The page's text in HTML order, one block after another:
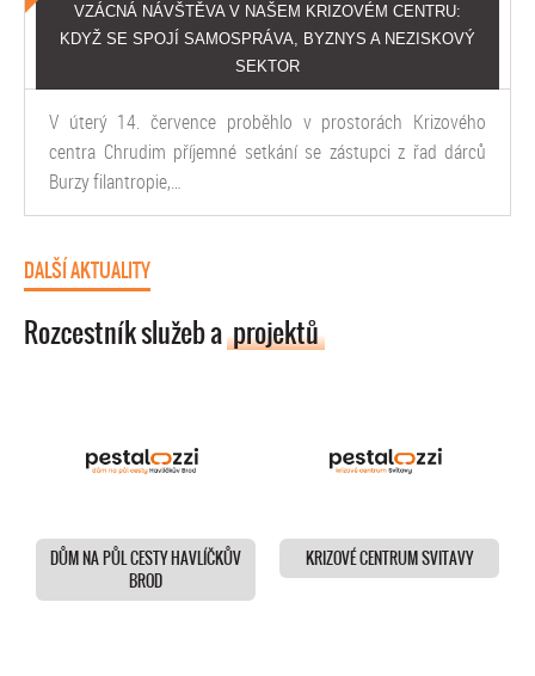
VZÁCNÁ NÁVŠTĚVA V NAŠEM KRIZOVÉM CENTRU:
KDYŽ SE SPOJÍ SAMOSPRÁVA, BYZNYS A NEZISKOVÝ
SEKTOR
V úterý 14. července proběhlo v prostorách Krizového
centra Chrudim příjemné setkání se zástupci z řad dárců
Burzy filantropie,…
DALŠÍ AKTUALITY
Rozcestník služeb a projektů
DŮM NA PŮL CESTY HAVLÍČKŮV
BROD
KRIZOVÉ CENTRUM SVITAVY